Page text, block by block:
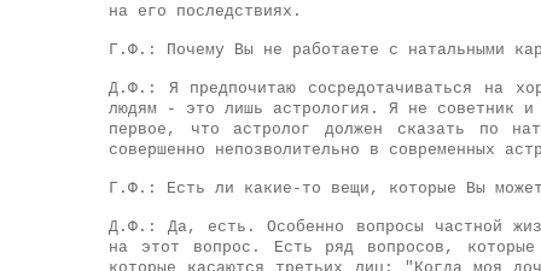
на его последствиях.
Г.Ф.: Почему Вы не работаете с натальными
Д.Ф.: Я предпочитаю сосредотачиваться на
людям - это лишь астрология. Я не советник и
первое, что астролог должен сказать по
совершенно непозволительно в современных
Г.Ф.: Есть ли какие-то вещи, которые Вы
Д.Ф.: Да, есть. Особенно вопросы частной
на этот вопрос. Есть ряд вопросов,